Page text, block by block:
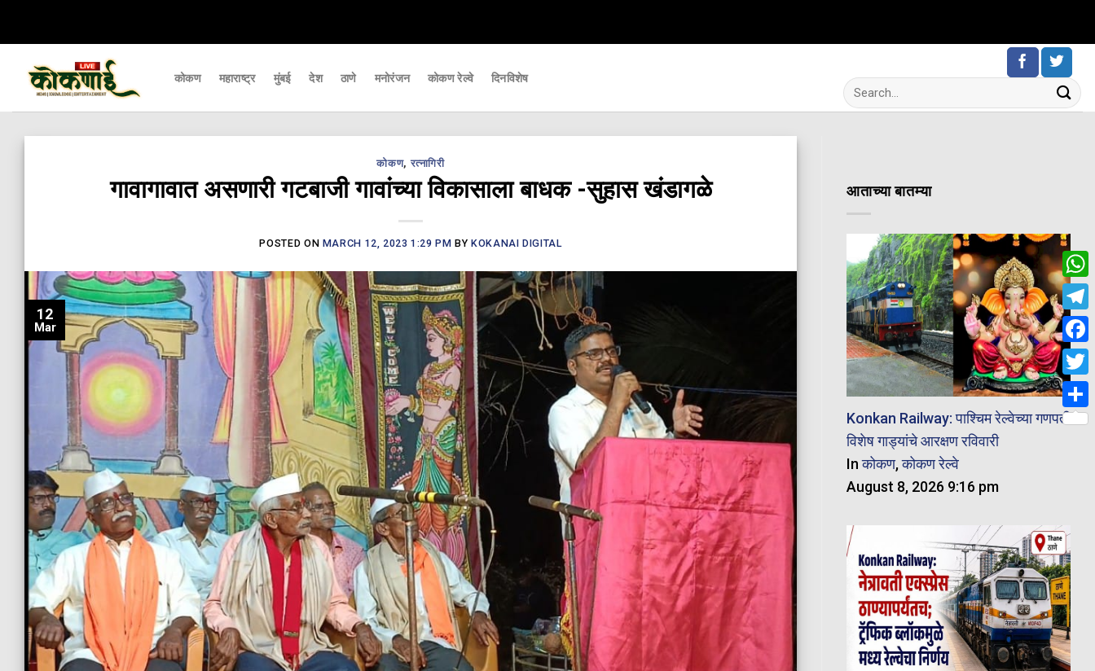
कोकण महाराष्ट्र मुंबई देश ठाणे मनोरंजन कोकण रेल्वे दिनविशेष
कोकण, रत्नागिरी
गावागावात असणारी गटबाजी गावांच्या विकासाला बाधक -सुहास खंडागळे
POSTED ON MARCH 12, 2023 1:29 PM BYKOKANAI DIGITAL
12
Mar
आताच्या बातम्या
Konkan Railway: पाश्चिम रेल्वेच्या गणपती
विशेष गाड्यांचे आरक्षण रविवारी
Inकोकण,कोकण रेल्वे
August 8, 2026 9:16 pm